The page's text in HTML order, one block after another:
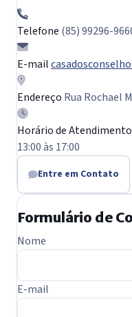
Telefone (85) 99296-
E-mail
Endereço Rua Rochael
Horário de Atendimento
13:00 às 17:00
Entre em Contato
Formulário de
Nome
E-mail